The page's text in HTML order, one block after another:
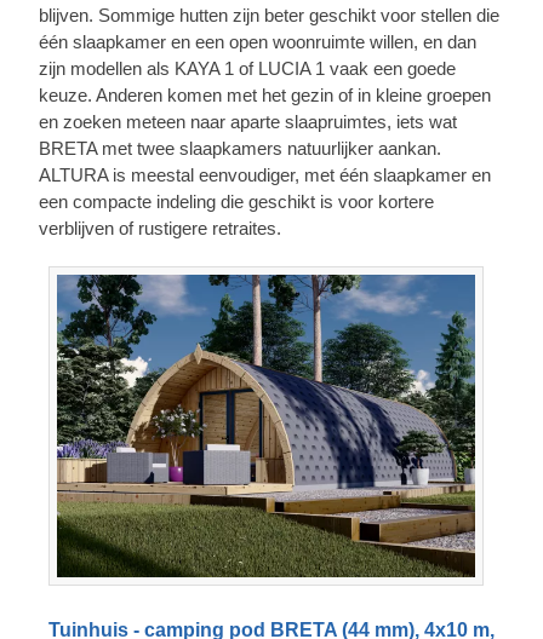
blijven. Sommige hutten zijn beter geschikt voor stellen die
één slaapkamer en een open woonruimte willen, en dan
zijn modellen als KAYA 1 of LUCIA 1 vaak een goede
keuze. Anderen komen met het gezin of in kleine groepen
en zoeken meteen naar aparte slaapruimtes, iets wat
BRETA met twee slaapkamers natuurlijker aankan.
ALTURA is meestal eenvoudiger, met één slaapkamer en
een compacte indeling die geschikt is voor kortere
verblijven of rustigere retraites.
Tuinhuis - camping pod BRETA (44 mm), 4x10 m,